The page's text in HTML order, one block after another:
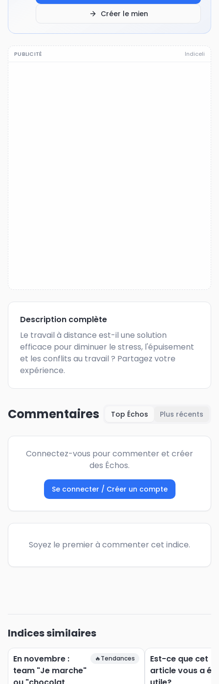
Créer le mien
PUBLICITÉ Indiceli
Description complète
Le travail à distance est-il une solution
efficace pour diminuer le stress, l'épuisement
et les conflits au travail ? Partagez votre
expérience.
Commentaires Top Échos Plus récents
Connectez-vous pour commenter et créer
des Échos.
Se connecter / Créer un compte
Soyez le premier à commenter cet indice.
Indices similaires
En novembre :
team "Je marche"
🔥Tendances
Est-ce que cet
article vous a